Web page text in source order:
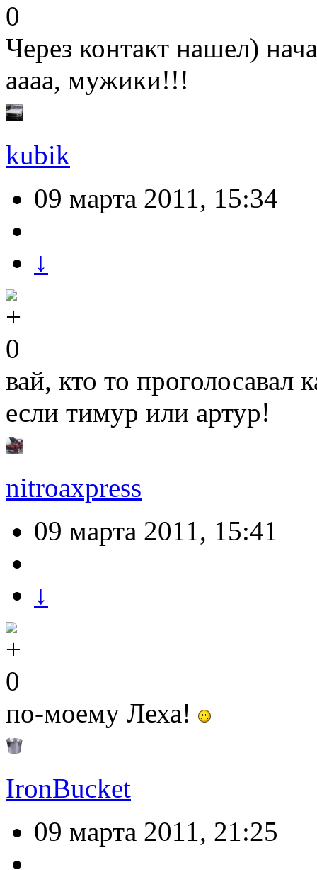
0
Через контакт нашел)
аааа, мужики!!!
kubik
09 марта 2011, 15:34
↓
0
вай, кто то проголосавал
если тимур или артур!
nitroaxpress
09 марта 2011, 15:41
↓
0
по-моему Леха!
IronBucket
09 марта 2011, 21:25